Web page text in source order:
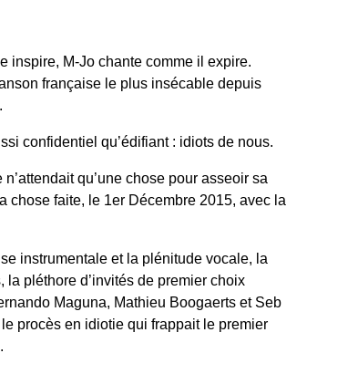
inspire, M-Jo chante comme il expire.
française le plus insécable depuis
confidentiel qu’édifiant : idiots de nous.
qu’une chose pour asseoir sa
chose faite, le 1er Décembre 2015, avec la
instrumentale et la plénitude vocale, la
pléthore d’invités de premier choix
Maguna, Mathieu Boogaerts et Seb
procès en idiotie qui frappait le premier